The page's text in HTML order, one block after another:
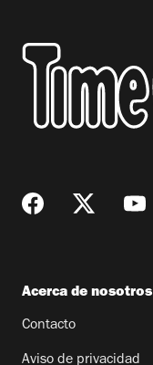
Acerca de nosotros
Contacto
Aviso de privacidad